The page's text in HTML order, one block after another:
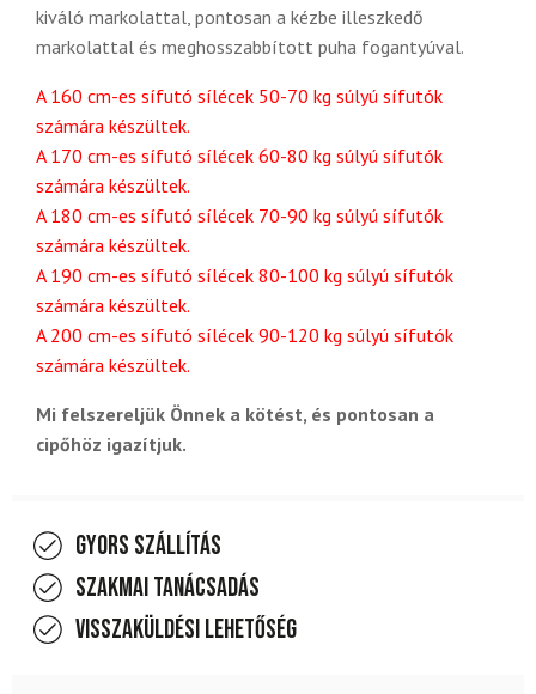
kiváló markolattal, pontosan a kézbe illeszkedő
markolattal és meghosszabbított puha fogantyúval.
A 160 cm-es sífutó sílécek 50-70 kg súlyú sífutók
számára készültek.
A 170 cm-es sífutó sílécek 60-80 kg súlyú sífutók
számára készültek.
A 180 cm-es sífutó sílécek 70-90 kg súlyú sífutók
számára készültek.
A 190 cm-es sífutó sílécek 80-100 kg súlyú sífutók
számára készültek.
A 200 cm-es sífutó sílécek 90-120 kg súlyú sífutók
számára készültek.
Mi felszereljük Önnek a kötést, és pontosan a
cipőhöz igazítjuk.
Gyors szállítás
Szakmai tanácsadás
Visszaküldési lehetőség